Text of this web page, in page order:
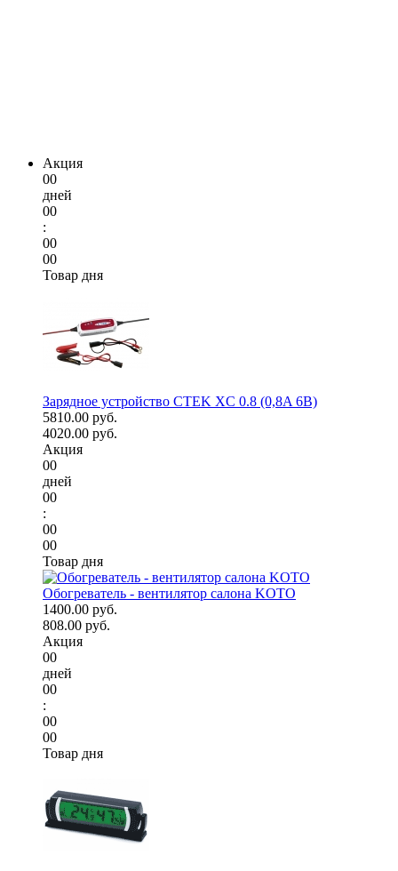
Акция
00
дней
00
:
00
00
Товар дня
Зарядное устройство CTEK XC 0.8 (0,8A 6В)
5810.00 руб.
4020.00 руб.
Акция
00
дней
00
:
00
00
Товар дня
Обогреватель - вентилятор салона KOTO
1400.00 руб.
808.00 руб.
Акция
00
дней
00
:
00
00
Товар дня